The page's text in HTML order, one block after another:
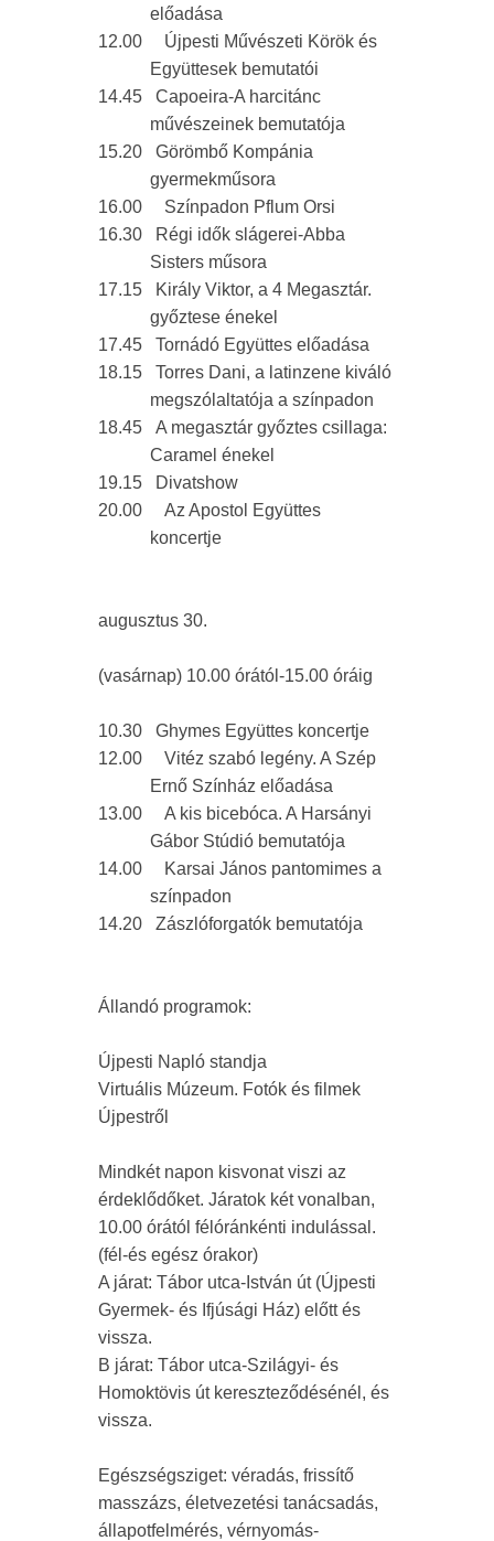
előadása
12.00
Újpesti Művészeti Körök és
Együttesek bemutatói
14.45
Capoeira-A harcitánc
művészeinek bemutatója
15.20
Görömbő Kompánia
gyermekműsora
16.00
Színpadon Pflum Orsi
16.30
Régi idők slágerei-Abba
Sisters műsora
17.15
Király Viktor, a 4 Megasztár.
győztese énekel
17.45
Tornádó Együttes előadása
18.15
Torres Dani, a latinzene kiváló
megszólaltatója a színpadon
18.45
A megasztár győztes csillaga:
Caramel énekel
19.15
Divatshow
20.00
Az Apostol Együttes
koncertje
augusztus 30.
(vasárnap) 10.00 órától-15.00 óráig
10.30
Ghymes Együttes koncertje
12.00
Vitéz szabó legény. A Szép
Ernő Színház előadása
13.00
A kis bicebóca. A Harsányi
Gábor Stúdió bemutatója
14.00
Karsai János pantomimes a
színpadon
14.20
Zászlóforgatók bemutatója
Állandó programok:
Újpesti Napló standja
Virtuális Múzeum. Fotók és filmek
Újpestről
Mindkét napon kisvonat viszi az
érdeklődőket. Járatok két vonalban,
10.00 órától félóránkénti indulással.
(fél-és egész órakor)
A járat: Tábor utca-István út (Újpesti
Gyermek- és Ifjúsági Ház) előtt és
vissza.
B járat: Tábor utca-Szilágyi- és
Homoktövis út kereszteződésénél, és
vissza.
Egészségsziget: véradás, frissítő
masszázs, életvezetési tanácsadás,
állapotfelmérés, vérnyomás-